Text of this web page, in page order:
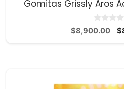
Gomitas Grissly Aros
0
d
$8,900.00
El
$